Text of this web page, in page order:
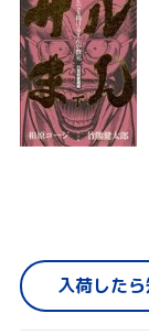
入荷したら